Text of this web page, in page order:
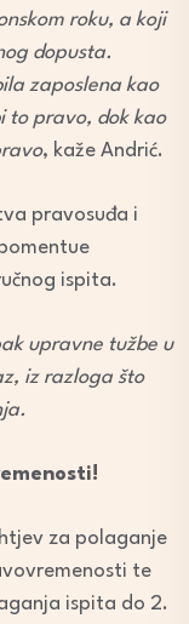
roku, a koji
dopusta.
zaposlena kao
to pravo, dok kao
, kaže Andrić.
pravosuđa i
ispita.
upravne tužbe u
iz razloga što
za polaganje
te
ispita do 2.